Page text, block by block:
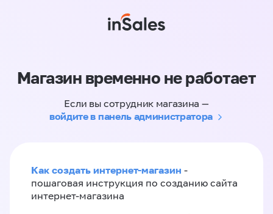
Магазин временно не работает
Если вы сотрудник магазина —
войдите в панель администратора
Как создать интернет-магазин -
пошаговая инструкция по созданию сайта
интернет-магазина